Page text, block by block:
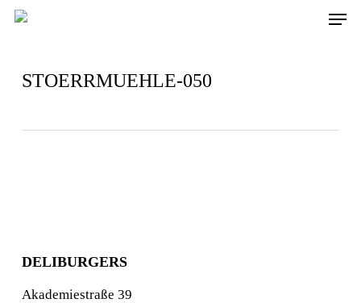
Skip
Menu
STOERRMUEHLE-050
DELIBURGERS
Akademiestraße 39